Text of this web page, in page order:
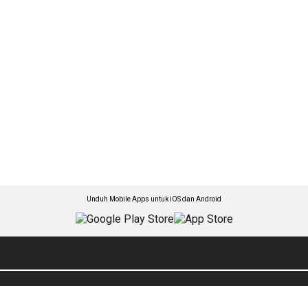
Unduh Mobile Apps untuk iOS dan Android